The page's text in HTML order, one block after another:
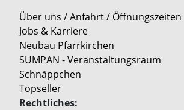
Über uns / Anfahrt / Öffnungszeiten
Jobs & Karriere
Neubau Pfarrkirchen
SUMPAN - Veranstaltungsraum
Schnäppchen
Topseller
Rechtliches: